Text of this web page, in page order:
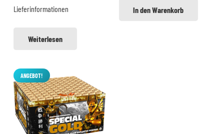
Lieferinformationen
Weiterlesen
In den Warenkorb
ANGEBOT!